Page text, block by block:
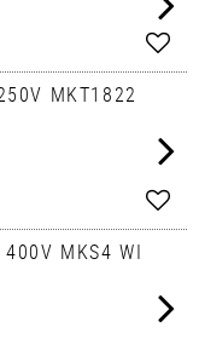
Add
MKT1822
Add
MKS4 WI